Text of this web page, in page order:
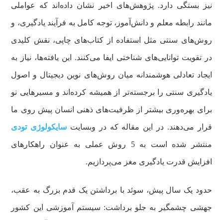
نیز بستگی دارد. پژوهش‌های اخیر نشان داده‌اند که عواملی
مانند رابطه معلم و دانش‌آموز، توجه کامل به فرآیند یادگیری، و
روش‌های سنتی مثل استفاده از کتاب‌های چاپی، نقش کلیدی
در تقویت توانایی‌های شناختی ایفا می‌کنند. این یافته‌ها، نیاز به
ایجاد تعادلی هوشمندانه میان روش‌های نوین دیجیتال و اصول
یادگیری سنتی را برجسته‌تر از همیشه کرده‌اند و مسیرهایی نو
برای بهره‌وری بیشتر از ظرفیت‌های ذهنی انسان پیش روی ما
قرار می‌دهند. در این مقاله که در وبسایت سایکولوژی تودی
منتشر شده است به 5 روش عملی به عنوان راهکارهای
افزایش قدرت یادگیری مغز می‌پردازیم.
حدود یک سال پیش، سوئد با برداشتن یک قدم بزرگ به عقب،
جهشی چشمگیر به جلو برداشت: سیستم آموزشی این کشور